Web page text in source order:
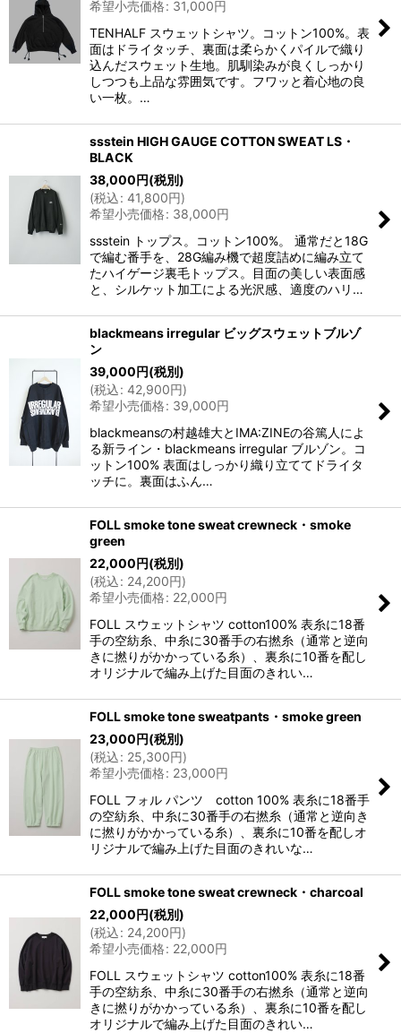
希望小売価格: 31,000円
TENHALF スウェットシャツ。コットン100%。表
面はドライタッチ、裏面は柔らかくパイルで織り
込んだスウェット生地。肌馴染みが良くしっかり
しつつも上品な雰囲気です。フワッと着心地の良
い一枚。…
ssstein HIGH GAUGE COTTON SWEAT LS・
BLACK
38,000円(税別)
(税込: 41,800円)
希望小売価格: 38,000円
ssstein トップス。コットン100%。 通常だと18G
で編む番手を、28G編み機で超度詰めに編み立て
たハイゲージ裏毛トップス。目面の美しい表面感
と、シルケット加工による光沢感、適度のハリ…
blackmeans irregular ビッグスウェットブルゾ
ン
39,000円(税別)
(税込: 42,900円)
希望小売価格: 39,000円
blackmeansの村越雄大とIMA:ZINEの谷篤人によ
る新ライン・blackmeans irregular ブルゾン。コ
ットン100% 表面はしっかり織り立ててドライタ
ッチに。裏面はふん…
FOLL smoke tone sweat crewneck・smoke
green
22,000円(税別)
(税込: 24,200円)
希望小売価格: 22,000円
FOLL スウェットシャツ cotton100% 表糸に18番
手の空紡糸、中糸に30番手の右撚糸（通常と逆向
きに撚りがかかっている糸）、裏糸に10番を配し
オリジナルで編み上げた目面のきれい…
FOLL smoke tone sweatpants・smoke green
23,000円(税別)
(税込: 25,300円)
希望小売価格: 23,000円
FOLL フォル パンツ cotton 100% 表糸に18番手
の空紡糸、中糸に30番手の右撚糸（通常と逆向き
に撚りがかかっている糸）、裏糸に10番を配しオ
リジナルで編み上げた目面のきれいな…
FOLL smoke tone sweat crewneck・charcoal
22,000円(税別)
(税込: 24,200円)
希望小売価格: 22,000円
FOLL スウェットシャツ cotton100% 表糸に18番
手の空紡糸、中糸に30番手の右撚糸（通常と逆向
きに撚りがかかっている糸）、裏糸に10番を配し
オリジナルで編み上げた目面のきれい…